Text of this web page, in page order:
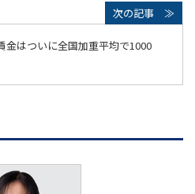
金はついに全国加重平均で1000